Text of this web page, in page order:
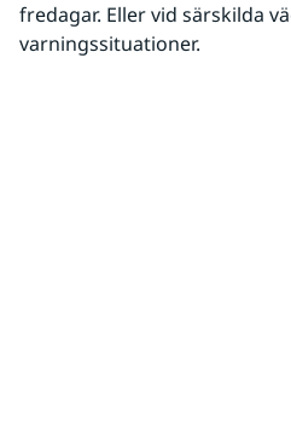
fredagar. Eller vid särskilda
varningssituationer.